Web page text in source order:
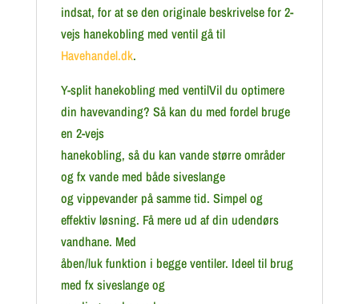
indsat, for at se den originale beskrivelse for 2-
vejs hanekobling med ventil gå til
Havehandel.dk.
Y-split hanekobling med ventilVil du optimere
din havevanding? Så kan du med fordel bruge
en 2-vejs
hanekobling, så du kan vande større områder
og fx vande med både siveslange
og vippevander på samme tid. Simpel og
effektiv løsning. Få mere ud af din udendørs
vandhane. Med
åben/luk funktion i begge ventiler. Ideel til brug
med fx siveslange og